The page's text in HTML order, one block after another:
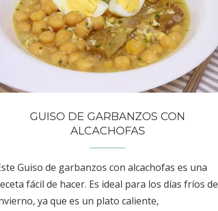
GUISO DE GARBANZOS CON
ALCACHOFAS
Guiso de garbanzos con alcachofas es una
fácil de hacer. Es ideal para los días fríos de
ya que es un plato caliente,